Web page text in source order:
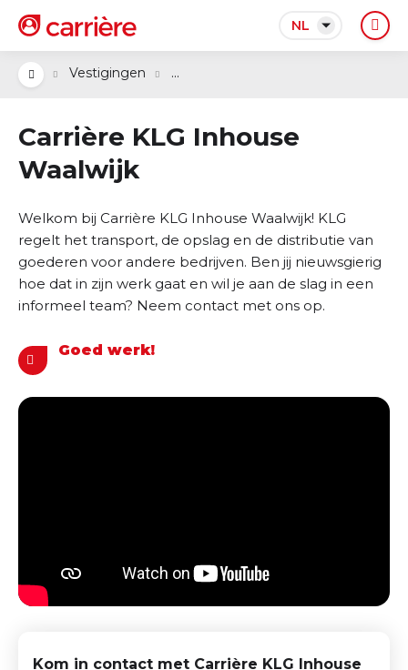
NL
Vestigingen ...
Carrière KLG Inhouse
Waalwijk
Welkom bij Carrière KLG Inhouse Waalwijk! KLG
regelt het transport, de opslag en de distributie van
goederen voor andere bedrijven. Ben jij nieuwsgierig
hoe dat in zijn werk gaat en wil je aan de slag in een
informeel team? Neem contact met ons op.
Goed werk!
Kom in contact met Carrière KLG Inhouse